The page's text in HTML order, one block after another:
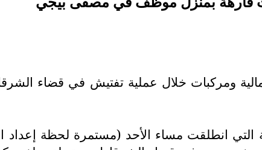
مالية ومركبات خلال عملية تفتيش في قضاء